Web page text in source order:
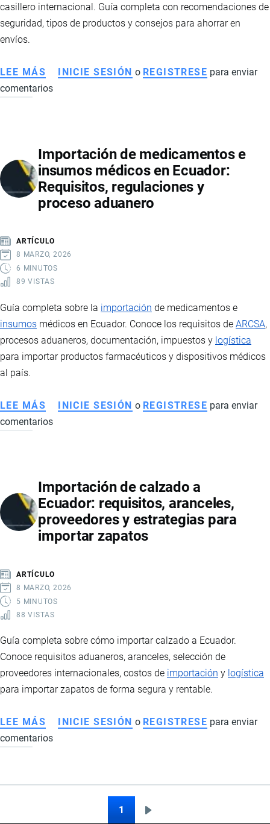
casillero internacional. Guía completa con recomendaciones de
seguridad, tipos de productos y consejos para ahorrar en
envíos.
LEE MÁS SOBRE
LAS
COMPRAR
EN
ESTADOS
UNIDOS
EN
ECUADOR
INICIE SESIÓN o REGISTRESE para enviar
comentarios
Importación de medicamentos e
insumos médicos en Ecuador:
Requisitos, regulaciones y
proceso aduanero
ARTÍCULO
8 MARZO, 2026
6 MINUTOS
89 VISTAS
Guía completa sobre la importación de medicamentos e
insumos médicos en Ecuador. Conoce los requisitos de ARCSA,
procesos aduaneros, documentación, impuestos y logística
para importar productos farmacéuticos y dispositivos médicos
al país.
LEE MÁS SOBRE
IMPORTACIÓN
INSUMOS
MÉDICOS
EN
ECUADOR:
Y
PROCESO
ADUANERO
INICIE SESIÓN o REGISTRESE para enviar
comentarios
Importación de calzado a
Ecuador: requisitos, aranceles,
proveedores y estrategias para
importar zapatos
ARTÍCULO
8 MARZO, 2026
5 MINUTOS
88 VISTAS
Guía completa sobre cómo importar calzado a Ecuador.
Conoce requisitos aduaneros, aranceles, selección de
proveedores internacionales, costos de importación y logística
para importar zapatos de forma segura y rentable.
LEE MÁS SOBRE
IMPORTACIÓN
A
INICIE SESIÓN o REGISTRESE para enviar
comentarios
1